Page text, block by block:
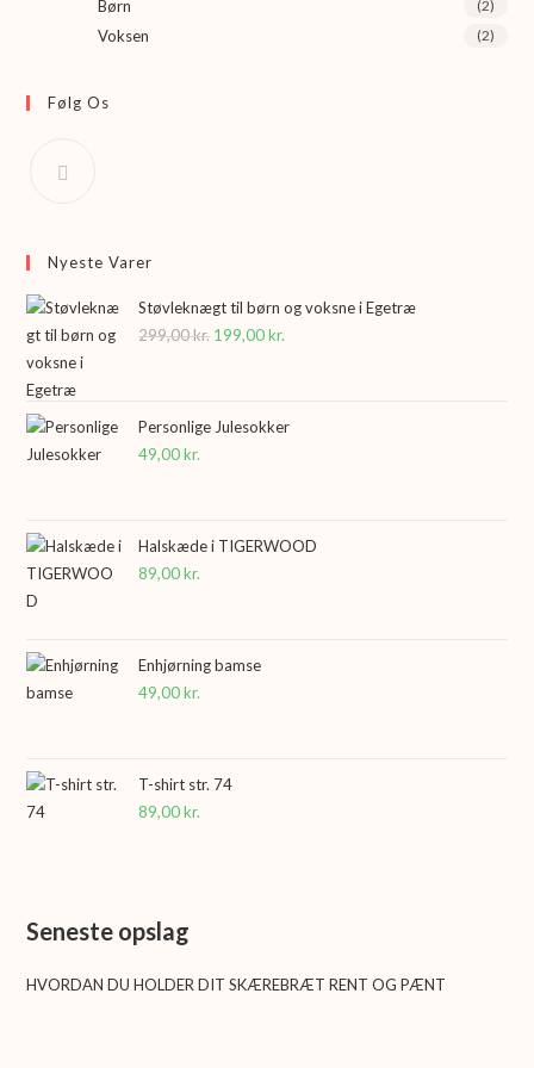
Børn (2)
Voksen (2)
Følg Os
Nyeste Varer
Støvleknægt til børn og voksne i Egetræ
299,00kr. Den
var:
199,00kr.
er:
Personlige Julesokker
49,00kr.
Halskæde i TIGERWOOD
89,00kr.
Enhjørning bamse
49,00kr.
T-shirt str. 74
89,00kr.
Seneste opslag
HVORDAN DU HOLDER DIT SKÆREBRÆT RENT OG PÆNT